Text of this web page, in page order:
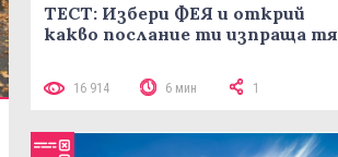
ТЕСТ: Избери ФЕЯ и открий
какво послание ти изпраща тя
16 914 6 мин 1